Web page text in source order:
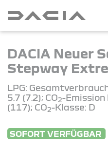
DACIA Neuer
Stepway
LPG:
5.7 (7.2); CO2-Emission
(117); CO2-Klasse: D
SOFORT VERFÜGBAR